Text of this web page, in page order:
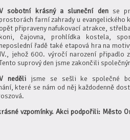
sobotní krásný a sluneční dense
prostorách farní zahrady u evangelického
opět připraveny nafukovací atrakce,
koni, čajovna, prohlídka kostela,
neposlední řadě také etapová hra na
IV., jehož 600. výročí narození připadlo
suprový den jsme zakončili
nedělijsme se sešli ke společné
které se nám od něj každodenně
vzpomínky. Akci podpořili: Město